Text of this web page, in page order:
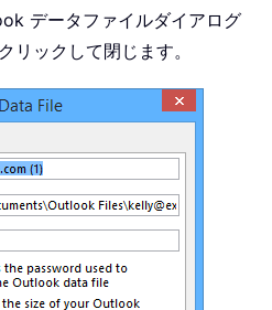
データファイルダイアログ
リックして閉じます。